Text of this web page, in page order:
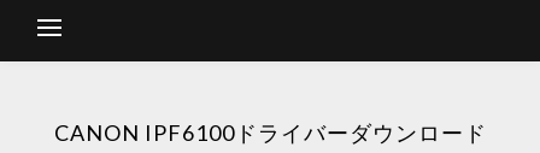
CANON IPF6100ドライバーダウンロード